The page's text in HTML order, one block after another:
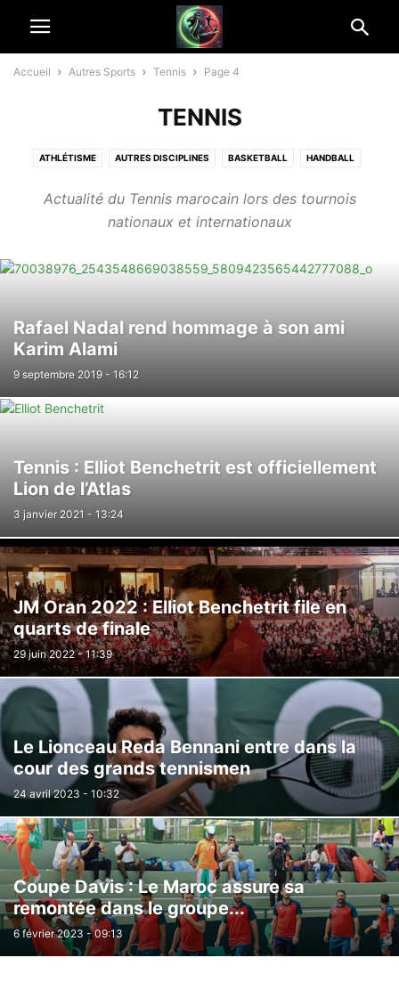
Accueil Autres Sports Tennis Page 4
TENNIS
ATHLÉTISME AUTRES DISCIPLINES BASKETBALL HANDBALL
SPORTS ÉQUESTRES TENNIS VOLLEYBALL
Actualité du Tennis marocain lors des tournois
nationaux et internationaux
Rafael Nadal rend hommage à son ami
Karim Alami
9 septembre 2019 - 16:12
Tennis : Elliot Benchetrit est officiellement
Lion de l’Atlas
3 janvier 2021 - 13:24
JM Oran 2022 : Elliot Benchetrit file en
quarts de finale
29 juin 2022 - 11:39
Le Lionceau Reda Bennani entre dans la
cour des grands tennismen
24 avril 2023 - 10:32
Coupe Davis : Le Maroc assure sa
remontée dans le groupe...
6 février 2023 - 09:13